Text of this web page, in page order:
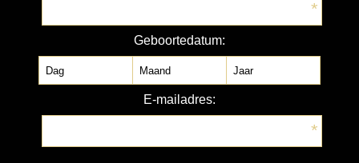
*
Geboortedatum:
E-mailadres:
*